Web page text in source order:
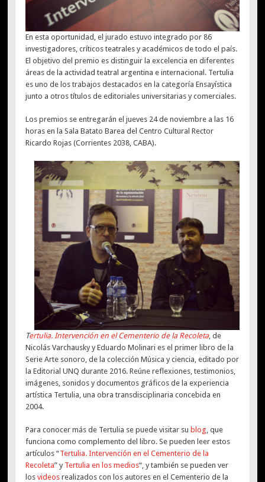
En esta oportunidad, el jurado estuvo integrado por 86
investigadores, críticos teatrales y académicos de todo el país.
El objetivo del premio es distinguir la excelencia en diferentes
áreas de la actividad teatral argentina e internacional. Tertulia
es uno de los trabajos destacados en la categoría Ensayística
junto a otros títulos de editoriales universitarias y comerciales.
Los premios se entregarán el jueves 24 de noviembre a las 16
horas en la Sala Batato Barea del Centro Cultural Rector
Ricardo Rojas (Corrientes 2038, CABA).
Tertulia. Intervención en el Cementerio de la Recoleta, de
Nicolás Varchausky y Eduardo Molinari es el primer libro de la
Serie Arte sonoro, de la colección Música y ciencia, editado por
la Editorial UNQ durante 2016. Reúne reflexiones, testimonios,
imágenes, sonidos y documentos gráficos de la experiencia
artística Tertulia, una obra transdisciplinaria concebida en
2004.
Para conocer más de Tertulia se puede visitar su blog, que
funciona como complemento del libro. Se pueden leer estos
artículos “Tertulia. Intervención en el Cementerio de la
Recoleta” y Tertulia en los medios“, y también se pueden ver
losvideosrealizados con los autores en el Cementerio de la